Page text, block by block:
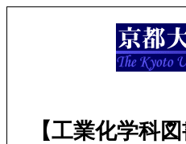
【工業化学科